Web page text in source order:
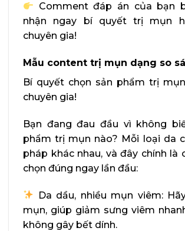
Comment đáp án của bạn
nhận ngay bí quyết trị mụn
chuyên gia!
Mẫu content trị mụn dạng so
Bí quyết chọn sản phẩm trị
chuyên gia!
Bạn đang đau đầu vì không
phẩm trị mụn nào? Mỗi loại da
pháp khác nhau, và đây chính là
chọn đúng ngay lần đầu:
Da dầu, nhiều mụn viêm:
mụn, giúp giảm sưng viêm
không gây bết dính.